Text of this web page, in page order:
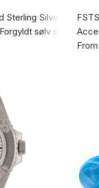
Silver
sølv sterling 925